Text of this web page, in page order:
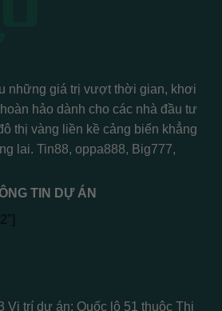
những giá trị vượt thời gian, khơi
hảo dành cho các nhà đầu tư
thị vàng liền kề cảng biển khẳng
lai.
Tin88, oppa888, Big777,
TIN DỰ ÁN
Vị trí dự án: Quốc lộ 51 thuộc Thị